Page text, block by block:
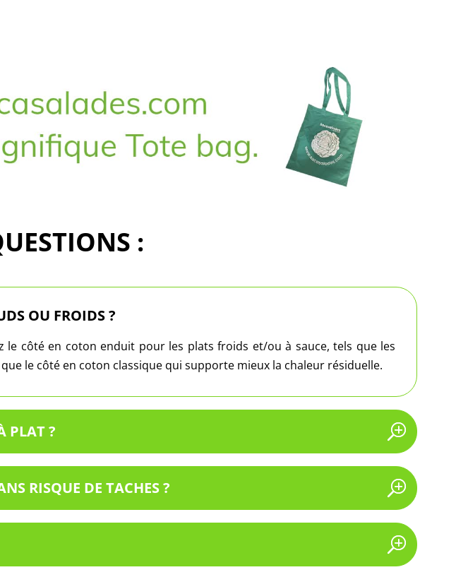
:
OU FROIDS ?
le côté en coton enduit pour les plats froids et/ou à sauce, tels que les
le côté en coton classique qui supporte mieux la chaleur résiduelle.
PLAT ?
RISQUE DE TACHES ?